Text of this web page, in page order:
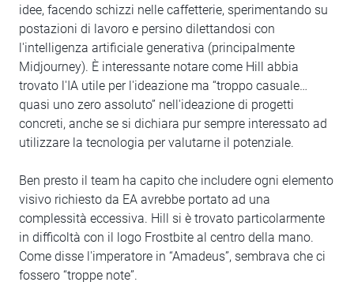
idee, facendo schizzi nelle caffetterie, sperimentando su
postazioni di lavoro e persino dilettandosi con
l'intelligenza artificiale generativa (principalmente
Midjourney). È interessante notare come Hill abbia
trovato l'IA utile per l'ideazione ma “troppo casuale…
quasi uno zero assoluto” nell'ideazione di progetti
concreti, anche se si dichiara pur sempre interessato ad
utilizzare la tecnologia per valutarne il potenziale.
Ben presto il team ha capito che includere ogni elemento
visivo richiesto da EA avrebbe portato ad una
complessità eccessiva. Hill si è trovato particolarmente
in difficoltà con il logo Frostbite al centro della mano.
Come disse l'imperatore in “Amadeus”, sembrava che ci
fossero “troppe note”.